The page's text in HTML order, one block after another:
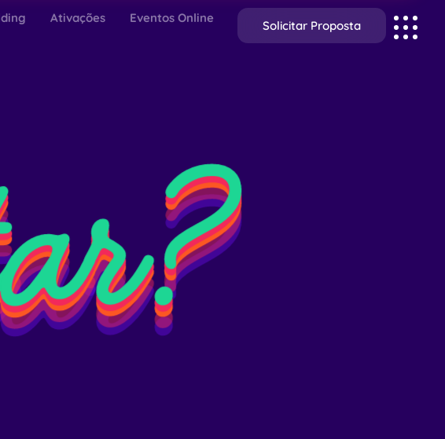
Ativações Eventos Online
Solicitar Proposta